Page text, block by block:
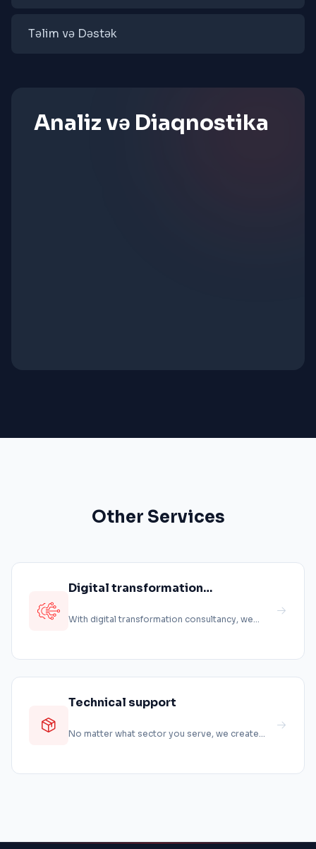
Təlim və Dəstək
Analiz və Diaqnostika
Other Services
Digital transformation
With digital transformation consultancy, we
Technical support
No matter what sector you serve, we create